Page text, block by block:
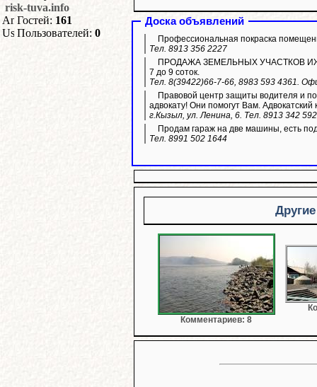
risk-tuva.info
Гостей: 161
Пользователей: 0
Доска объявлений
Профессиональная покраска
Тел. 8913 356 2227
ПРОДАЖА ЗЕМЕЛЬНЫХ УЧАСТКОВ ИЖС.
7 до 9 соток.
Тел. 8(39422)66-7-66, 8983 593 4361.
Правовой центр защиты водителя и
адвокату! Они помогут Вам. Адвокатский
г.Кызыл, ул. Ленина, 6. Тел. 8913 342
Продам гараж на две машины, есть
Тел. 8991 502 1644
Комментариев: 8